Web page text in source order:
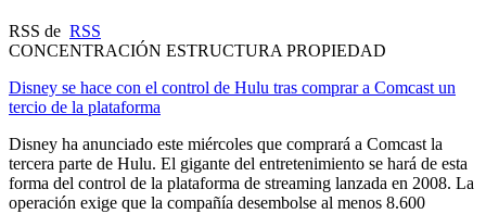
RSS de RSS
CONCENTRACIÓN ESTRUCTURA PROPIEDAD
Disney se hace con el control de Hulu tras comprar a Comcast un
tercio de la plataforma
Disney ha anunciado este miércoles que comprará a Comcast la
tercera parte de Hulu. El gigante del entretenimiento se hará de esta
forma del control de la plataforma de streaming lanzada en 2008. La
operación exige que la compañía desembolse al menos 8.600